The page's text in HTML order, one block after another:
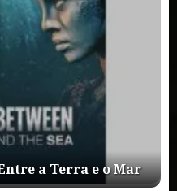
a Terra e o Mar